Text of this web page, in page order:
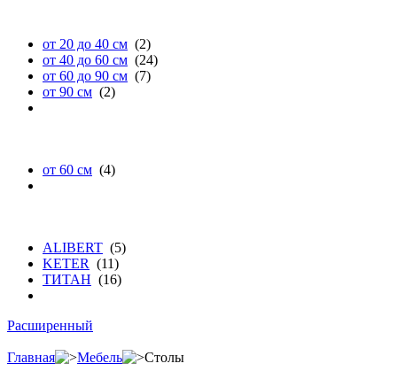
от 20 до 40 см (2)
от 40 до 60 см (24)
от 60 до 90 см (7)
от 90 см (2)
от 60 см (4)
ALIBERT (5)
KETER (11)
ТИТАН (16)
Расширенный
Главная Мебель Столы